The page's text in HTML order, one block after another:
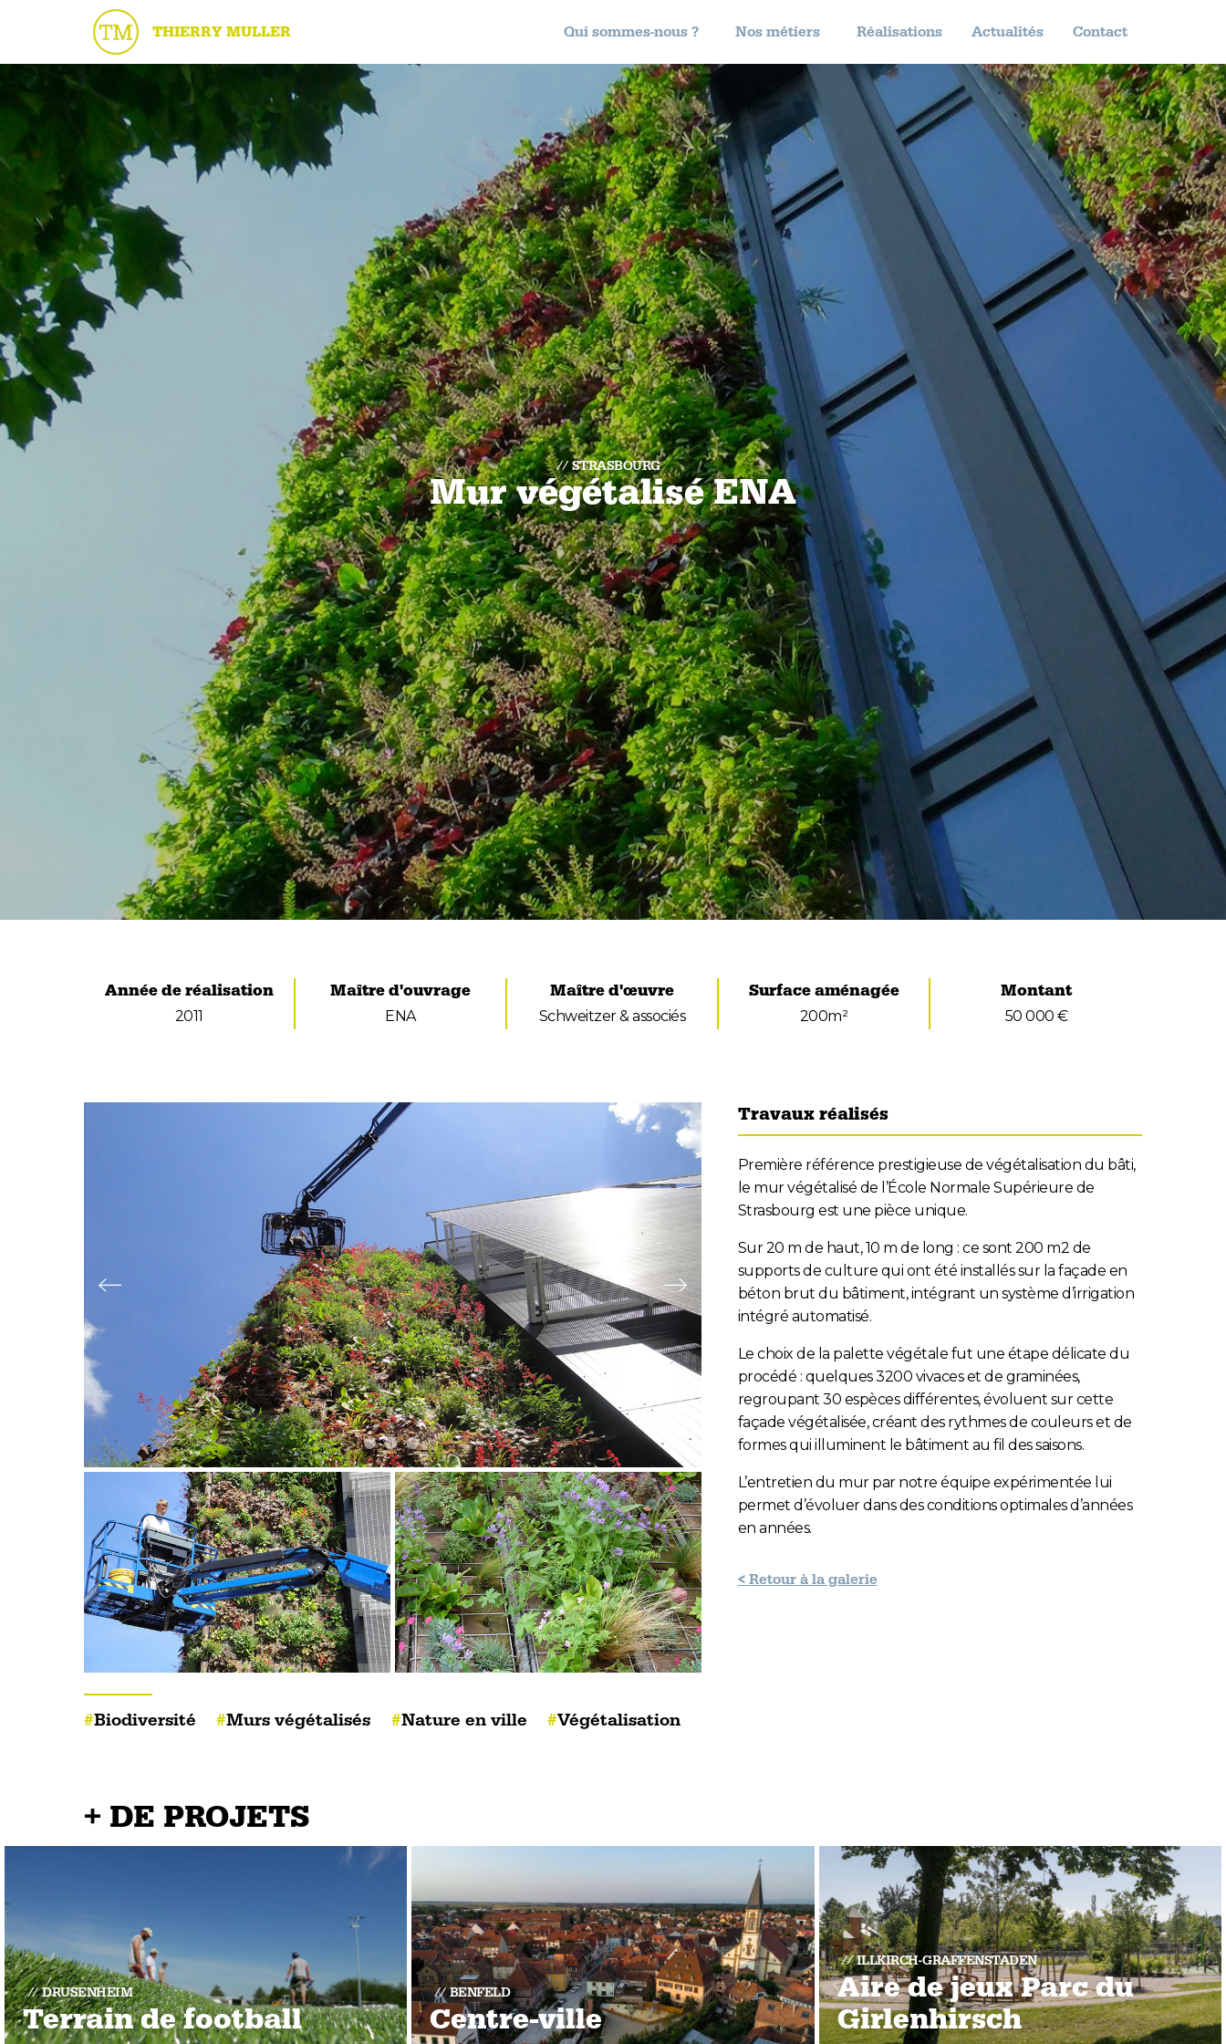
THIERRY MULLER Qui sommes-nous ? Nos métiers Réalisations Actualités Contact
STRASBOURG
Mur végétalisé ENA
Année de réalisation
2011
Maître d'ouvrage
ENA
Maître d'œuvre
Schweitzer & associés
Surface aménagée
200m²
Montant
50 000 €
Slide précédente Slide suivante
Slide 1Slide 2Slide 3
Biodiversité Murs végétalisés Nature en ville Végétalisation
Travaux réalisés
Première référence prestigieuse de végétalisation du bâti,
le mur végétalisé de l’École Normale Supérieure de
Strasbourg est une pièce unique.
Sur 20 m de haut, 10 m de long : ce sont 200 m2 de
supports de culture qui ont été installés sur la façade en
béton brut du bâtiment, intégrant un système d’irrigation
intégré automatisé.
Le choix de la palette végétale fut une étape délicate du
procédé : quelques 3200 vivaces et de graminées,
regroupant 30 espèces différentes, évoluent sur cette
façade végétalisée, créant des rythmes de couleurs et de
formes qui illuminent le bâtiment au fil des saisons.
L’entretien du mur par notre équipe expérimentée lui
permet d’évoluer dans des conditions optimales d’années
en années.
< Retour à la galerie
+ DE PROJETS
DRUSENHEIM
Terrain de football
BENFELD
Centre-ville
ILLKIRCH-GRAFFENSTADEN
Aire de jeux Parc du
Girlenhirsch